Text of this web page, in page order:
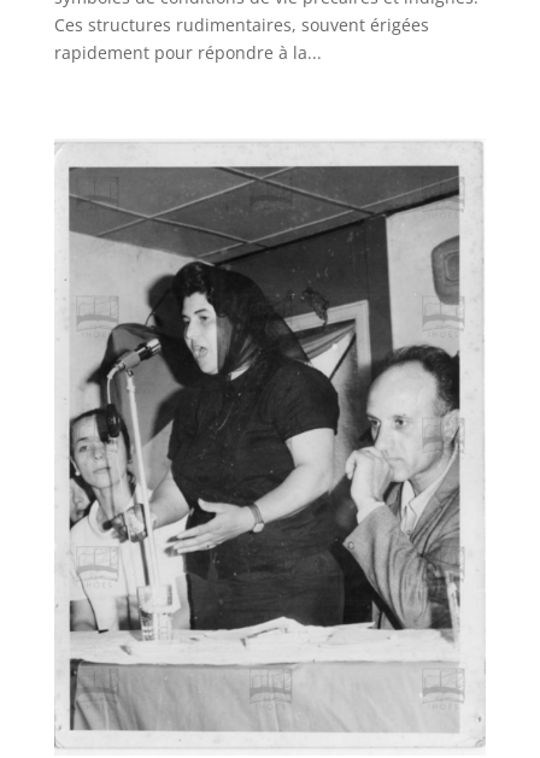
Ces structures rudimentaires, souvent érigées
rapidement pour répondre à la...